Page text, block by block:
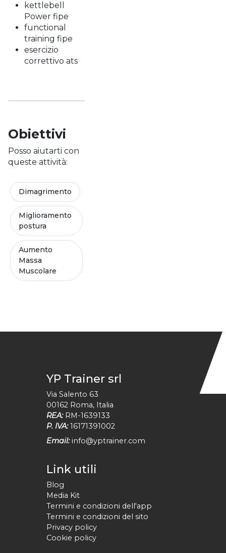
kettlebell
Power fipe
functional
training fipe
esercizio
correttivo ats
Obiettivi
Posso aiutarti con
queste attività:
Dimagrimento
Miglioramento
postura
Aumento
Massa
Muscolare
YP Trainer srl
Via Salento 63
00162 Roma, Italia
REA: RM-1639133
P. IVA: 16171391002
Email: info@yptrainer.com
Link utili
Blog
Media Kit
Termini e condizioni dell'app
Termini e condizioni del sito
Privacy policy
Cookie policy